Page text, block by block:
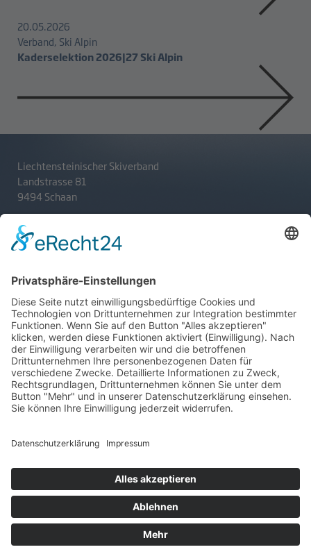
20.05.2026
Verband, Ski Alpin
Kaderselektion 2026|27 Ski Alpin
Liechtensteinischer Skiverband
Landstrasse 81
9494 Schaan
T+423 233 36 30
admin@lsv.li
Ski Alpin
Ski Nordisch
Winter-Highlights
Aktuelles
Verband
Aktion Pro Ski
Selektionsrichtlinien
Kontakt
Impressum
Datenschutz
Internationale Verbände
IBU